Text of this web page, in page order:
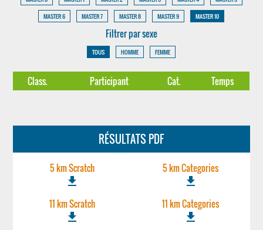
MASTER 6
MASTER 7 MASTER 8 MASTER 9 MASTER 10
Filtrer par sexe
TOUS HOMME FEMME
Class. Participant Cat. Temps
RÉSULTATS PDF
5 km Scratch
file_download
5 km Categories
file_download
11 km Scratch
file_download
11 km Categories
file_download